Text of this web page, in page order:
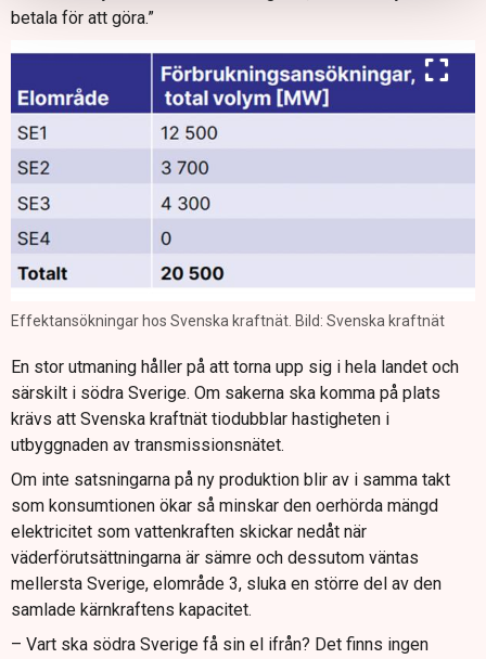
betala för att göra.”
Effektansökningar hos Svenska kraftnät. Bild: Svenska kraftnät
En stor utmaning håller på att torna upp sig i hela landet och
särskilt i södra Sverige. Om sakerna ska komma på plats
krävs att Svenska kraftnät tiodubblar hastigheten i
utbyggnaden av transmissionsnätet.
Om inte satsningarna på ny produktion blir av i samma takt
som konsumtionen ökar så minskar den oerhörda mängd
elektricitet som vattenkraften skickar nedåt när
väderförutsättningarna är sämre och dessutom väntas
mellersta Sverige, elområde 3, sluka en större del av den
samlade kärnkraftens kapacitet.
– Vart ska södra Sverige få sin el ifrån? Det finns ingen